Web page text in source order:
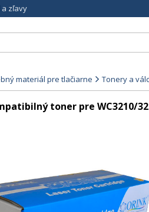
zľavy
materiál pre tlačiarne Tonery a
toner pre WC3210/